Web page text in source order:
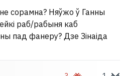
сорамна? Няўжо ў Ганны
раб/рабыня каб
пад фанеру? Дзе Зінаіда
и попытались
когда он клал